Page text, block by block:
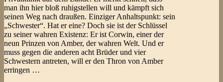
man ihn hier bloß ruhigstellen will und kämpft sich
seinen Weg nach draußen. Einziger Anhaltspunkt: sein
„Schwester“. Hat er eine? Doch sie ist der Schlüssel
zu seiner wahren Existenz: Er ist Corwin, einer der
neun Prinzen von Amber, der wahren Welt. Und er
muss gegen die anderen acht Brüder und vier
Schwestern antreten, will er den Thron von Amber
erringen …